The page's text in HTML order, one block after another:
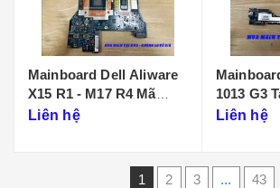
Mainboard Dell Aliware
X15 R1 - M17 R4 Mã
Main LA-K471P
Liên hệ
1013 G3
Liên hệ
1 2 3 ... 43